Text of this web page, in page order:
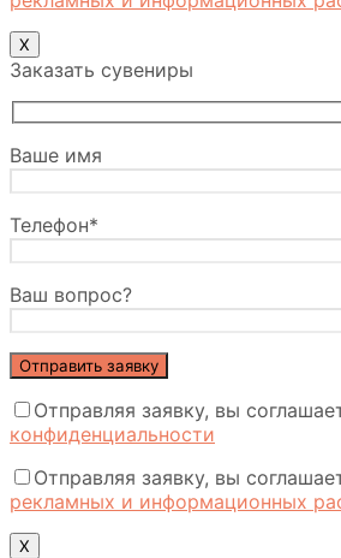
X
Заказать сувениры
Ваше имя
Телефон*
Ваш вопрос?
Отправляя заявку, вы
конфиденциальности
Отправляя заявку, вы
рекламных и информационных
Х